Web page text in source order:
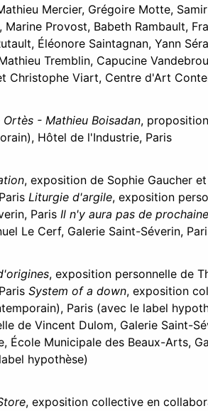
Mercier, Grégoire Motte,
Marine Provost, Babeth Rambault,
Éléonore Saintagnan, Yann
Tremblin, Capucine
Christophe Viart, Centre d'Art
- Mathieu Boisadan,
Hôtel de l'Industrie, Paris
, exposition de Sophie Gaucher
Liturgie d'argile, exposition
Paris Il n'y aura pas de
Le Cerf, Galerie Saint-Séverin,
, exposition personnelle de
System of a down, exposition
Paris (avec le label
de Vincent Dulom, Galerie Saint-
École Municipale des Beaux-Arts,
hypothèse)
, exposition collective en